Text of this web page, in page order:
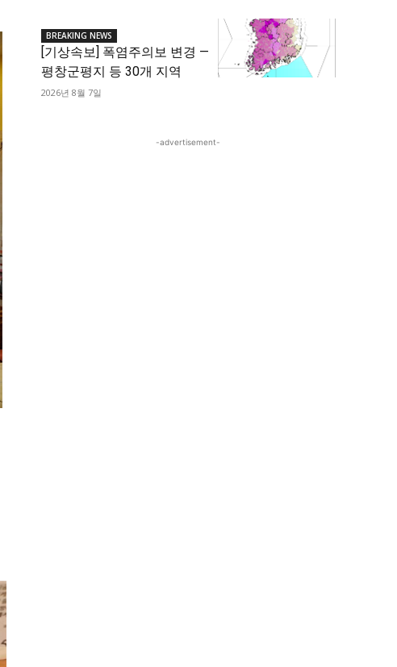
BREAKING NEWS
[기상속보] 폭염주의보 변경 —
평창군평지 등 30개 지역
2026년 8월 7일
-advertisement-